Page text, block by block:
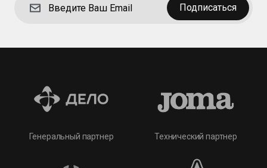
Подписаться
Генеральный партнер Технический партнер